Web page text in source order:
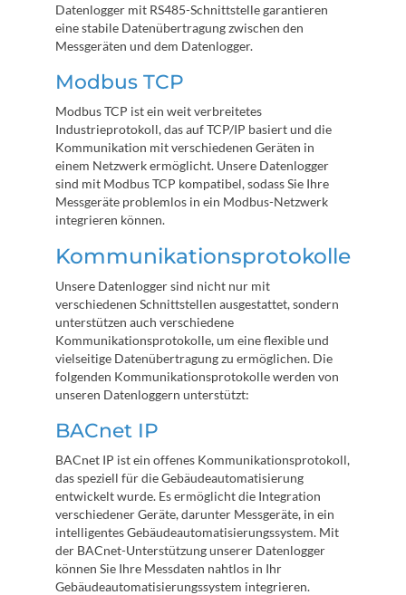
Datenlogger mit RS485-Schnittstelle garantieren
eine stabile Datenübertragung zwischen den
Messgeräten und dem Datenlogger.
Modbus TCP
Modbus TCP ist ein weit verbreitetes
Industrieprotokoll, das auf TCP/IP basiert und die
Kommunikation mit verschiedenen Geräten in
einem Netzwerk ermöglicht. Unsere Datenlogger
sind mit Modbus TCP kompatibel, sodass Sie Ihre
Messgeräte problemlos in ein Modbus-Netzwerk
integrieren können.
Kommunikationsprotokolle
Unsere Datenlogger sind nicht nur mit
verschiedenen Schnittstellen ausgestattet, sondern
unterstützen auch verschiedene
Kommunikationsprotokolle, um eine flexible und
vielseitige Datenübertragung zu ermöglichen. Die
folgenden Kommunikationsprotokolle werden von
unseren Datenloggern unterstützt:
BACnet IP
BACnet IP ist ein offenes Kommunikationsprotokoll,
das speziell für die Gebäudeautomatisierung
entwickelt wurde. Es ermöglicht die Integration
verschiedener Geräte, darunter Messgeräte, in ein
intelligentes Gebäudeautomatisierungssystem. Mit
der BACnet-Unterstützung unserer Datenlogger
können Sie Ihre Messdaten nahtlos in Ihr
Gebäudeautomatisierungssystem integrieren.